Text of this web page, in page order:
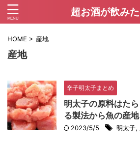
超お酒が飲み
HOME > 産地
産地
辛子明太子まとめ
明太子の原料はた
る製法から魚の産
2023/5/5 明太子,